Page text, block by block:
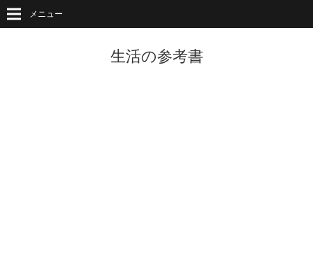
生活の参考書
メニュー